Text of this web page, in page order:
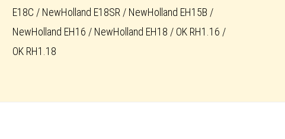
E18C / NewHolland E18SR / NewHolland EH15B /
NewHolland EH16 / NewHolland EH18 / OK RH1.16 /
OK RH1.18